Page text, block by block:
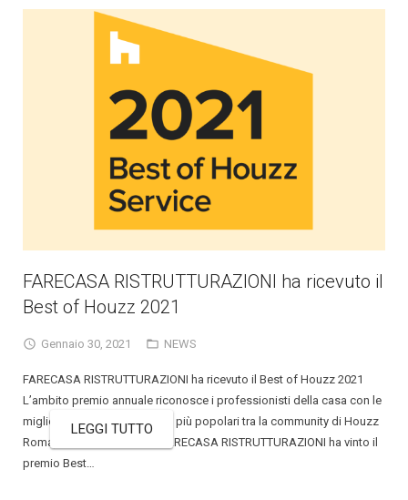
FARECASA RISTRUTTURAZIONI ha ricevuto il
Best of Houzz 2021
Gennaio 30, 2021 NEWS
FARECASA RISTRUTTURAZIONI ha ricevuto il Best of Houzz 2021
L’ambito premio annuale riconosce i professionisti della casa con le
migliori recensioni e i design più popolari tra la community di Houzz
Roma, 20 Gennaio 2021 – FARECASA RISTRUTTURAZIONI ha vinto il
premio Best…
LEGGI TUTTO